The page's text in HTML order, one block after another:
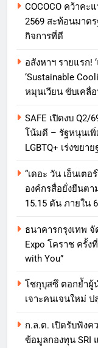
COCOCO คว้าคะ
2569 สะท้อนมาต
กิจการที่ดี
อสังหาฯ รายแรก!
‘Sustainable
หมุนเวียน ขับเคลื่
SAFE เปิดงบ Q2/
โน้มดี – รัฐหนุนเพิ่
LGBTQ+ เร่งขยา
“เดอะ วัน เอ็นเต
องค์กรสื่อยั่งยืนตา
15.15 ตัน ภายใน
ธนาคารกรุงเทพ
Expo โคราช ครั้ง
with You”
โชกุบุสซึ ตอกย้ำผู้
เจาะคนเจนใหม่
ก.ล.ต. เปิดรับฟังค
ข้อมูลกองทุน SRI